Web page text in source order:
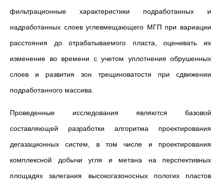
фильтрационные характеристики подработанных и
надработанных слоев углевмещающего МГП при вариации
расстояния до отрабатываемого пласта, оценивать их
изменение во времени с учетом уплотнения обрушенных
слоев и развития зон трещиноватости при сдвижении
подработанного массива.
Проведенные исследования являются базовой
составляющей разработки алгоритма проектирования
дегазационных систем, в том числе и проектирования
комплексной добычи угля и метана на перспективных
площадях залегания высокогазоносных пологих пластов